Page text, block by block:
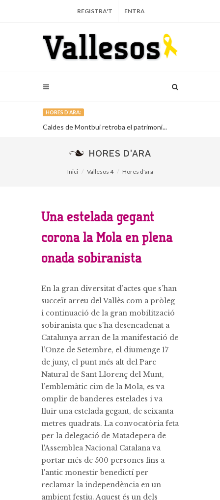
REGISTRA'T ENTRA
HORES D'ARA:
Caldes de Montbui retroba el patrimoni...
HORES D'ARA
Inici Vallesos 4 Hores d'ara
Una estelada gegant
corona la Mola en plena
onada sobiranista
En la gran diversitat d’actes que s’han
succeït arreu del Vallès com a pròleg
i continuació de la gran mobilització
sobiranista que s’ha desencadenat a
Catalunya arran de la manifestació de
l’Onze de Setembre, el diumenge 17
de juny, el punt més alt del Parc
Natural de Sant Llorenç del Munt,
l’emblemàtic cim de la Mola, es va
omplir de banderes estelades i va
lluir una estelada gegant, de seixanta
metres quadrats. La convocatòria feta
per la delegació de Matadepera de
l'Assemblea Nacional Catalana va
portar més de 500 persones fins a
l'antic monestir benedictí per
reclamar la independència en un
ambient festiu. Aquest és un dels